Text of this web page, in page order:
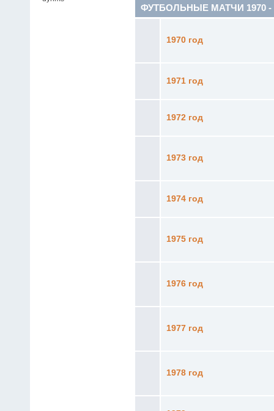
ФУТБОЛЬНЫЕ МАТЧИ 1970 -
1970 год
1971 год
1972 год
1973 год
1974 год
1975 год
1976 год
1977 год
1978 год